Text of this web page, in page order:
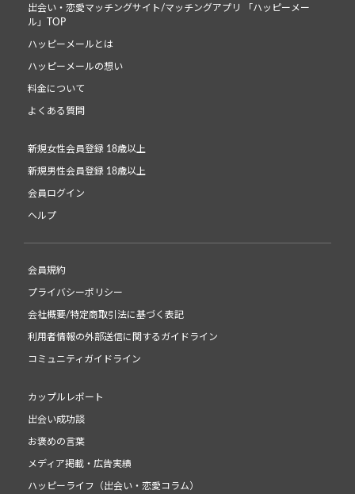
出会い・恋愛マッチングサイト/マッチングアプリ 「ハッピーメー
ル」TOP
ハッピーメールとは
ハッピーメールの想い
料金について
よくある質問
新規女性会員登録 18歳以上
新規男性会員登録 18歳以上
会員ログイン
ヘルプ
会員規約
プライバシーポリシー
会社概要/特定商取引法に基づく表記
利用者情報の外部送信に関するガイドライン
コミュニティガイドライン
カップルレポート
出会い成功談
お褒めの言葉
メディア掲載・広告実績
ハッピーライフ（出会い・恋愛コラム）